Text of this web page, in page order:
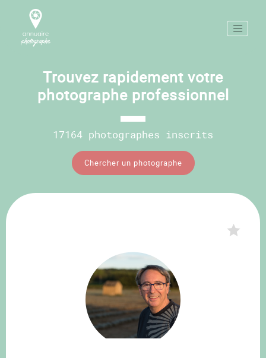
Trouvez rapidement votre
photographe professionnel
17164 photographes inscrits
Chercher un photographe